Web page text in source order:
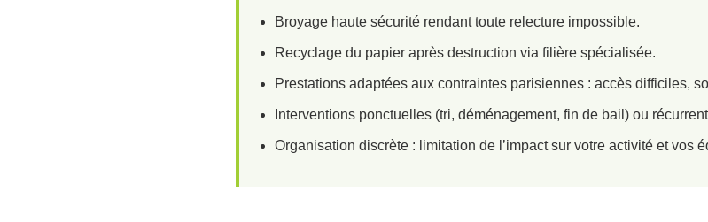
Broyage haute sécurité rendant toute relecture impossible.
Recyclage du papier après destruction via filière spécialisée.
Prestations adaptées aux contraintes parisiennes : accès difficiles,
Interventions ponctuelles (tri, déménagement, fin de bail) ou
Organisation discrète : limitation de l’impact sur votre activité et vos